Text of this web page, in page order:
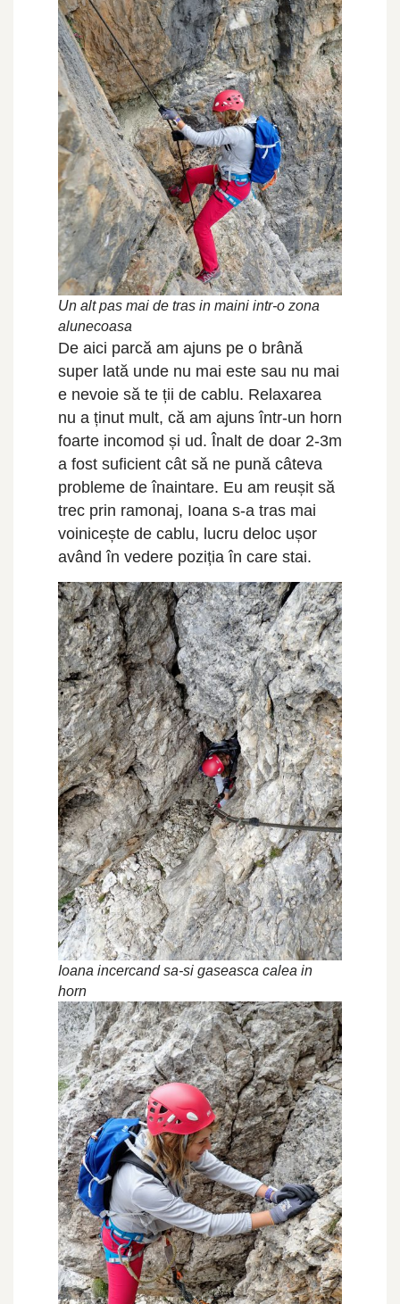
Un alt pas mai de tras in maini intr-o zona
alunecoasa
De aici parcă am ajuns pe o brână
super lată unde nu mai este sau nu mai
e nevoie să te ții de cablu. Relaxarea
nu a ținut mult, că am ajuns într-un horn
foarte incomod și ud. Înalt de doar 2-3m
a fost suficient cât să ne pună câteva
probleme de înaintare. Eu am reușit să
trec prin ramonaj, Ioana s-a tras mai
voinicește de cablu, lucru deloc ușor
având în vedere poziția în care stai.
Ioana incercand sa-si gaseasca calea in
horn